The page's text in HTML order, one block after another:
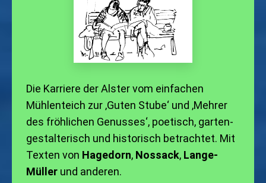
Die Karriere der Alster vom einfachen
Mühlenteich zur ‚Guten Stube‘ und ‚Mehrer
des fröhlichen Genusses‘, poetisch, garten-
gestalterisch und historisch betrachtet. Mit
Texten von Hagedorn, Nossack, Lange-
Müller und anderen.